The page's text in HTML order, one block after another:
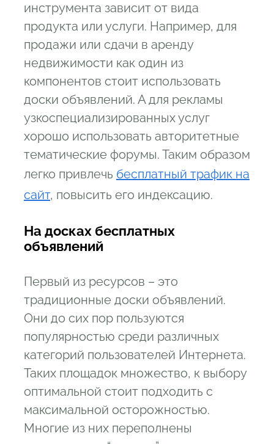
инструмента зависит от вида
продукта или услуги. Например, для
продажи или сдачи в аренду
недвижимости как один из
компонентов стоит использовать
доски объявлений. А для рекламы
узкоспециализированных услуг
хорошо использовать авторитетные
тематические форумы. Таким образом
легко привлечь бесплатный трафик на
сайт, повысить его индексацию.
На досках бесплатных
объявлений
Первый из ресурсов – это
традиционные доски объявлений.
Они до сих пор пользуются
популярностью среди различных
категорий пользователей Интернета.
Таких площадок множество, к выбору
оптимальной стоит подходить с
максимальной осторожностью.
Многие из них переполнены